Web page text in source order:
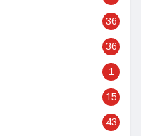
36
36
1
15
43